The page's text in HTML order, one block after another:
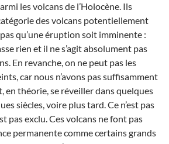
les volcans de l’Holocène. Ils
des volcans potentiellement
qu’une éruption soit imminente :
rien et il ne s’agit absolument pas
En revanche, on ne peut pas les
car nous n’avons pas suffisamment
en théorie, se réveiller dans quelques
siècles, voire plus tard. Ce n’est pas
pas exclu. Ces volcans ne font pas
permanente comme certains grands